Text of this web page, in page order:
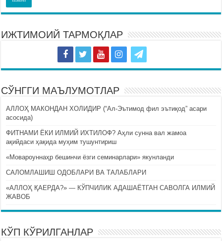
ИЖТИМОИЙ ТАРМОҚЛАР
СЎНГГИ МАЪЛУМОТЛАР
АЛЛОҲ МАКОНДАН ХОЛИДИР (“Ал-Эътимод фил эътиқод” асари
асосида)
ФИТНАМИ ЁКИ ИЛМИЙ ИХТИЛОФ? Аҳли сунна вал жамоа
ақийдаси ҳақида муҳим тушунтириш
«Мовароуннаҳр бешинчи ёзги семинарлари» якунланди
САЛОМЛАШИШ ОДОБЛАРИ ВА ТАЛАБЛАРИ
«АЛЛОҲ ҚАЕРДА?» — КЎПЧИЛИК АДАШАЁТГАН САВОЛГА ИЛМИЙ
ЖАВОБ
КЎП КЎРИЛГАНЛАР